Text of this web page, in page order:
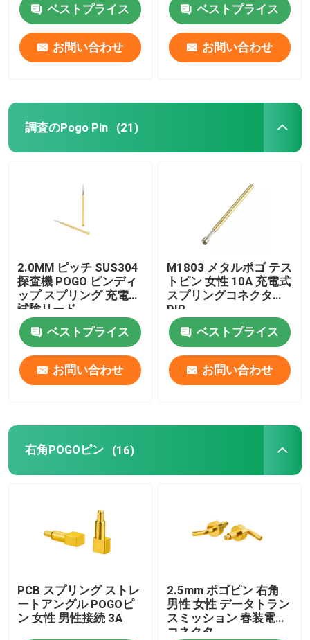
プロダクト
私達について
工場旅行
調査のPogo Pin
ベストプライス
お問い合わせ
ベストプライス
お問い合わせ
調査のPogo Pin (21)
2.0MM ピッチ SUS304
探査機 POGO ピンディ
ップ スプリング 充電式
試験リード
ベストプライス
お問い合わせ
M1803 メタルポゴ テス
トピン 女性 10A 充電式
スプリングコネクタ
DIP
ベストプライス
お問い合わせ
右角POGOピン (16)
PCB スプリング ストレ
ートアングル POGOピ
ン 女性 男性接続 3A
2.5mm ポゴピン 右角
男性 女性 データトラン
スミッション 春装電池
コネクタ